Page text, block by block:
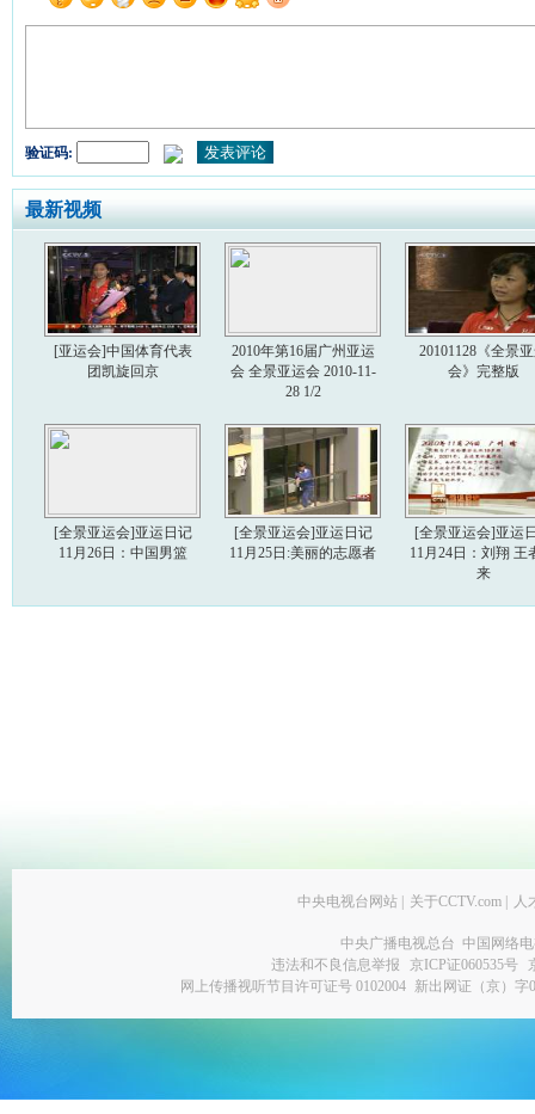
验证码:
最新视频
[亚运会]中国体育代表
团凯旋回京
2010年第16届广州亚运
会 全景亚运会 2010-11-
28 1/2
20101128《全景
会》完整版
[全景亚运会]亚运日记
11月26日：中国男篮
[全景亚运会]亚运日记
11月25日:美丽的志愿者
[全景亚运会]亚运
11月24日：刘翔 王
来
中央电视台网站 关于CCTV.com 人
中央广播电视总台 中国网络
违法和不良信息举报
京ICP证060535号
网上传播视听节目许可证号 0102004 新出网证（京）